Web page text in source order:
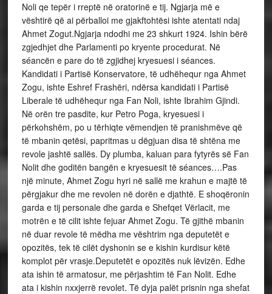
Noli qe tepër i rreptë në oratorinë e tij. Ngjarja më e
vështirë që ai përballoi me gjakftohtësi ishte atentati ndaj
Ahmet Zogut.Ngjarja ndodhi me 23 shkurt 1924. Ishin bërë
zgjedhjet dhe Parlamenti po kryente procedurat. Në
séancën e pare do të zgjidhej kryesuesi i séances.
Kandidati i Partisë Konservatore, të udhëhequr nga Ahmet
Zogu, ishte Eshref Frashëri, ndërsa kandidati i Partisë
Liberale të udhëhequr nga Fan Noli, ishte Ibrahim Gjindi.
Në orën tre pasdite, kur Petro Poga, kryesuesi i
përkohshëm, po u tërhiqte vëmendjen të pranishmëve që
të mbanin qetësi, papritmas u dëgjuan disa të shtëna me
revole jashtë sallës. Dy plumba, kaluan para fytyrës së Fan
Nolit dhe goditën bangën e kryesuesit të séances….Pas
një minute, Ahmet Zogu hyri në sallë me krahun e majtë të
përgjakur dhe me revolen në dorën e djathtë. E shoqëronin
garda e tij personale dhe garda e Shefqet Vërlacit, me
motrën e të cilit ishte fejuar Ahmet Zogu. Të gjithë mbanin
në duar revole të mëdha me vështrim nga deputetët e
opozitës, tek të cilët dyshonin se e kishin kurdisur këtë
komplot për vrasje.Deputetët e opozitës nuk lëvizën. Edhe
ata ishin të armatosur, me përjashtim të Fan Nolit. Edhe
ata i kishin nxxjerrë revolet. Të dyja palët prisnin nga shefat